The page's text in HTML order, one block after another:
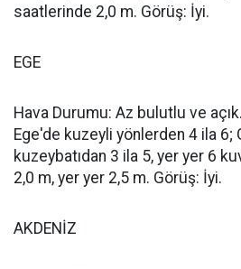
saatlerinde 2,0 m. Görüş: İyi.
EGE
Hava Durumu: Az bulutlu ve
Ege'de kuzeyli yönlerden 4 ila 6;
kuzeybatıdan 3 ila 5, yer yer 6
2,0 m, yer yer 2,5 m. Görüş: İyi.
AKDENİZ